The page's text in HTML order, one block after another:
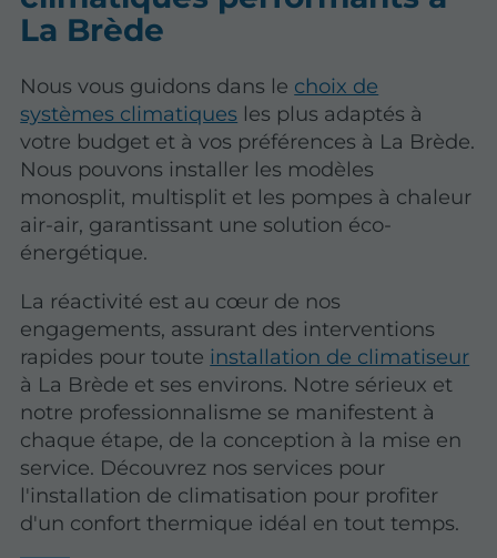
La Brède
Nous vous guidons dans le choix de
systèmes climatiques les plus adaptés à
votre budget et à vos préférences à La Brède.
Nous pouvons installer les modèles
monosplit, multisplit et les pompes à chaleur
air-air, garantissant une solution éco-
énergétique.
La réactivité est au cœur de nos
engagements, assurant des interventions
rapides pour toute installation de climatiseur
à La Brède et ses environs. Notre sérieux et
notre professionnalisme se manifestent à
chaque étape, de la conception à la mise en
service. Découvrez nos services pour
l'installation de climatisation pour profiter
d'un confort thermique idéal en tout temps.